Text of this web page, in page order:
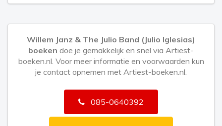
Willem Janz & The Julio Band (Julio Iglesias)
boeken doe je gemakkelijk en snel via Artiest-
boeken.nl. Voor meer informatie en voorwaarden kun
je contact opnemen met Artiest-boeken.nl.
085-0640392